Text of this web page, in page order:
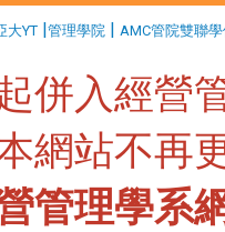
大YT |管理學院 | AMC管院雙聯學
併入經營
網站不再
管理學系